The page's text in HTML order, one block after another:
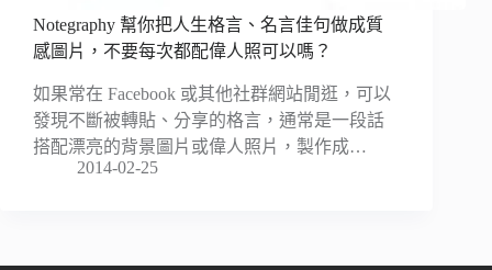
Notegraphy 幫你把人生格言、名言佳句做成質
感圖片，不要每次都配偉人照可以嗎？
如果常在 Facebook 或其他社群網站閒逛，可以
發現不斷被轉貼、分享的格言，通常是一段話
搭配漂亮的背景圖片或偉人照片，製作成…
2014-02-25